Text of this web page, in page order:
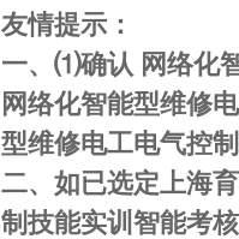
友情提示：
一、⑴确认 网络化
网络化智能型维修
型维修电工电气控
二、如已选定上海
制技能实训智能考